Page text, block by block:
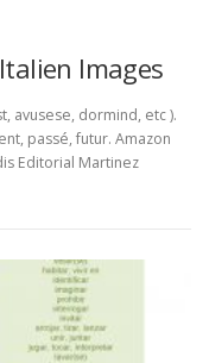
Images
avusese, dormind, etc ).
passé, futur. Amazon
Editorial Martinez